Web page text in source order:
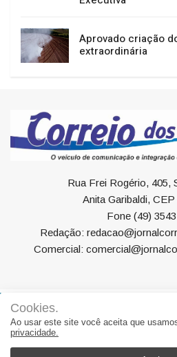
Aprovado criação
extraordinária
Rua Frei Rogério, 405,
Anita Garibaldi,
Fone (49)
Redação:
Comercial:
Geral Política Economia
Eventos
Cookies.
Ao usar este site você aceita que
privacidade.